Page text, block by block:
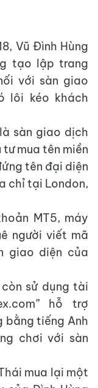
Vũ Đình Hùng
tạo lập trang
với sàn giao
lôi kéo khách
sàn giao dịch
mua tên miền
tên đại diện
chỉ tại London,
MT5, máy
người viết mã
giao diện của
còn sử dụng tài
hỗ trợ
bằng tiếng Anh
chơi với sàn
mua lại một